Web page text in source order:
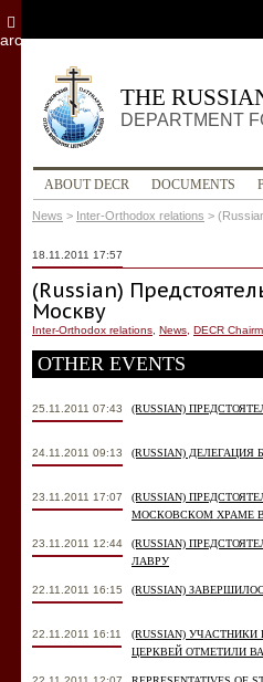
THE
DEPARTMENT
ABOUT DECR DOCUMENTS
News > Inter-Orthodox relations >
18.11.2011 17:57
(Russian)
Москву
Inter-Orthodox relations News DECR
OTHER EVENTS
25.11.2011 07:43 (RUSSIAN)
24.11.2011 09:13 (RUSSIAN)
23.11.2011 17:07
(RUSSIAN)
МОСКОВСКОМ ХРАМЕ
23.11.2011 12:44
(RUSSIAN)
ЛАВРУ
22.11.2011 16:15 (RUSSIAN)
22.11.2011 16:11
(RUSSIAN)
ЦЕРКВЕЙ ОТМЕТИЛИ
archive